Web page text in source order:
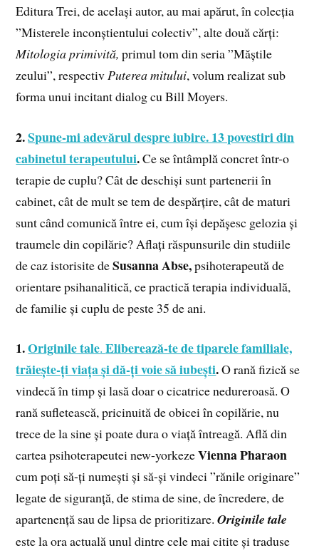
Editura Trei, de același autor, au mai apărut, în colecția
”Misterele inconștientului colectiv”, alte două cărți:
Mitologia primivită,primul tom din seria ”Măștile
zeului”, respectiv Puterea mitului, volum realizat sub
forma unui incitant dialog cu Bill Moyers.
2.Spune-mi adevărul despre iubire. 13 povestiri din
cabinetul terapeutului.Ce se întâmplă concret într-o
terapie de cuplu? Cât de deschiși sunt partenerii în
cabinet, cât de mult se tem de despărțire, cât de maturi
sunt când comunică între ei, cum își depășesc gelozia și
traumele din copilărie? Aflați răspunsurile din studiile
de caz istorisite deSusannaAbse,psihoterapeută de
orientare psihanalitică, ce practică terapia individuală,
de familie și cuplu de peste 35 de ani.
1.Originile tale.Eliberează-te de tiparele familiale,
trăiește-ți viața și dă-ți voie să iubești.O rană fizică se
vindecă în timp și lasă doar o cicatrice nedureroasă. O
rană sufletească, pricinuită de obicei în copilărie, nu
trece de la sine și poate dura o viață întreagă. Află din
cartea psihoterapeutei new-yorkezeVienna Pharaon
cum poți să-ți numești și să-și vindeci ”rănile originare”
legate de siguranță, de stima de sine, de încredere, de
apartenență sau de lipsa de prioritizare.Originile tale
este la ora actuală unul dintre cele mai citite și traduse